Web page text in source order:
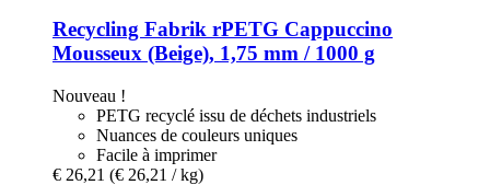
Recycling Fabrik rPETG Cappuccino
Mousseux (Beige), 1,75 mm / 1000 g
Nouveau !
PETG recyclé issu de déchets industriels
Nuances de couleurs uniques
Facile à imprimer
€ 26,21 (€ 26,21 / kg)